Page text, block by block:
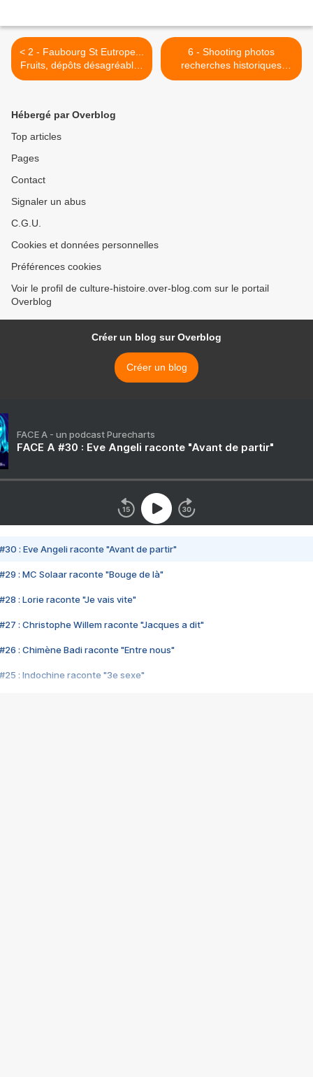
< 2 - Faubourg St Eutrope...
Fruits, dépôts désagréables
et graffiti... sous le regard
6 - Shooting photos
recherches historiques
STATUE - Egout romain >
Hébergé par Overblog
Top articles
Pages
Contact
Signaler un abus
C.G.U.
Cookies et données personnelles
Préférences cookies
Voir le profil de culture-histoire.over-blog.com sur le portail
Overblog
Créer un blog sur Overblog
Créer un blog
FACE A - un podcast Purecharts
FACE A #30 : Eve Angeli raconte "Avant de partir"
#30 : Eve Angeli raconte "Avant de partir"
#29 : MC Solaar raconte "Bouge de là"
#28 : Lorie raconte "Je vais vite"
#27 : Christophe Willem raconte "Jacques a dit"
#26 : Chimène Badi raconte "Entre nous"
#25 : Indochine raconte "3e sexe"